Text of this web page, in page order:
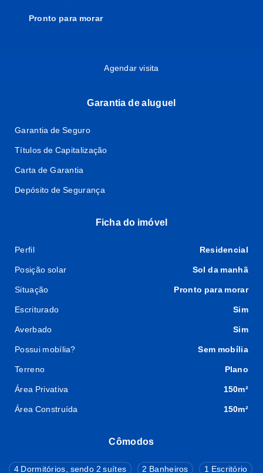
Pronto para morar
Cômodos
4 Dormitórios, sendo 2 suítes 2 Banheiros 1 Escritório
Agendar visita
Garantia de aluguel
Garantia de Seguro
Títulos de Capitalização
Carta de Garantia
Depósito de Segurança
Ficha do imóvel
Perfil Residencial
Posição solar Sol da manhã
Situação Pronto para morar
Escriturado Sim
Averbado Sim
Possui mobília? Sem mobília
Terreno Plano
Área Privativa 150m²
Área Construída 150m²